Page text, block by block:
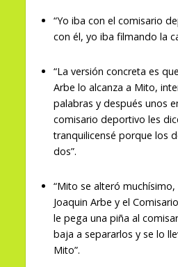
“Yo iba con el comisario
con él, yo iba filmando la
“La versión concreta es
Arbe lo alcanza a Mito,
palabras y después unos
comisario deportivo les
tranquilicensé porque los
dos”.
“Mito se alteró
Joaquin Arbe y el
le pega una piña al
baja a separarlos y se lo
Mito”.